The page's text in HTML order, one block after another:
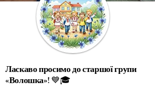
Ласкаво просимо до старшої групи
«Волошка»! 💙🎓